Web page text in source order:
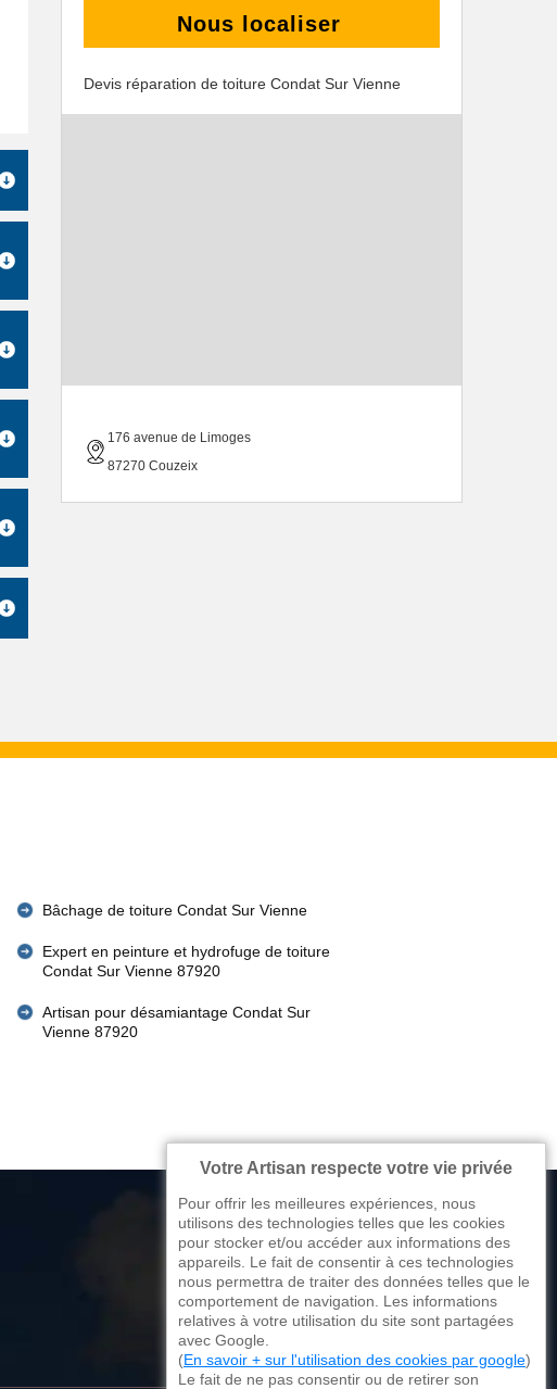
Nous localiser
Devis réparation de toiture Condat Sur Vienne
176 avenue de Limoges
87270 Couzeix
Bâchage de toiture Condat Sur Vienne
Expert en peinture et hydrofuge de toiture
Condat Sur Vienne 87920
Artisan pour désamiantage Condat Sur
Vienne 87920
176 avenue de Limoges
87270 Couzeix
Votre Artisan respecte votre vie privée
Pour offrir les meilleures expériences, nous
utilisons des technologies telles que les cookies
pour stocker et/ou accéder aux informations des
appareils. Le fait de consentir à ces technologies
nous permettra de traiter des données telles que le
comportement de navigation. Les informations
relatives à votre utilisation du site sont partagées
avec Google.
(En savoir + sur l'utilisation des cookies par google)
Le fait de ne pas consentir ou de retirer son